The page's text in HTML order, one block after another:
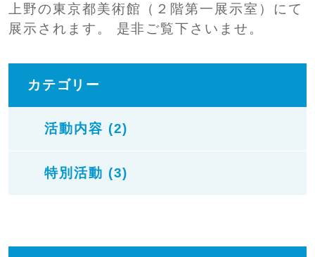
上野の東京都美術館（２階第一展示室）にて
展示されます。 是非ご覧下さいませ。
カテゴリー
活動内容 (2)
特別活動 (3)